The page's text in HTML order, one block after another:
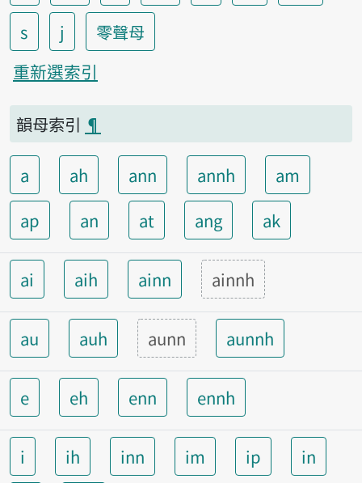
s
j
零聲母
重新選索引
韻母索引 ¶
a ah ann annh
am
ap
an at ang ak
ai aih ainn ainnh
au auh aunn aunnh
e eh enn ennh
i ih inn im ip
in